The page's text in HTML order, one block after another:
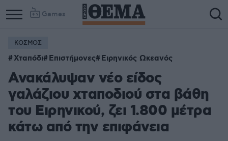
Games
ΚΟΣΜΟΣ
Χταπόδι Επιστήμονες Ειρηνικός Ωκεανός
Ανακάλυψαν νέο είδος
γαλάζιου χταποδιού στα βάθη
του Ειρηνικού, ζει 1.800 μέτρα
κάτω από την επιφάνεια